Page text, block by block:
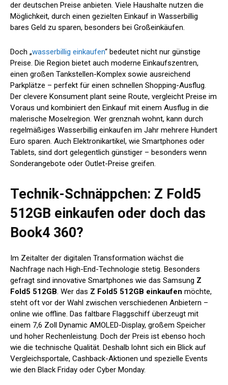
der deutschen Preise anbieten. Viele Haushalte nutzen die
Möglichkeit, durch einen gezielten Einkauf in Wasserbillig
bares Geld zu sparen, besonders bei Großeinkäufen.
Doch „wasserbillig einkaufen“ bedeutet nicht nur günstige
Preise. Die Region bietet auch moderne Einkaufszentren,
einen großen Tankstellen-Komplex sowie ausreichend
Parkplätze – perfekt für einen schnellen Shopping-Ausflug.
Der clevere Konsument plant seine Route, vergleicht Preise im
Voraus und kombiniert den Einkauf mit einem Ausflug in die
malerische Moselregion. Wer grenznah wohnt, kann durch
regelmäßiges Wasserbillig einkaufen im Jahr mehrere Hundert
Euro sparen. Auch Elektronikartikel, wie Smartphones oder
Tablets, sind dort gelegentlich günstiger – besonders wenn
Sonderangebote oder Outlet-Preise greifen.
Technik-Schnäppchen: Z Fold5
512GB einkaufen oder doch das
Book4 360?
Im Zeitalter der digitalen Transformation wächst die
Nachfrage nach High-End-Technologie stetig. Besonders
gefragt sind innovative Smartphones wie das Samsung Z
Fold5 512GB. Wer das Z Fold5 512GB einkaufen möchte,
steht oft vor der Wahl zwischen verschiedenen Anbietern –
online wie offline. Das faltbare Flaggschiff überzeugt mit
einem 7,6 Zoll Dynamic AMOLED-Display, großem Speicher
und hoher Rechenleistung. Doch der Preis ist ebenso hoch
wie die technische Qualität. Deshalb lohnt sich ein Blick auf
Vergleichsportale, Cashback-Aktionen und spezielle Events
wie den Black Friday oder Cyber Monday.